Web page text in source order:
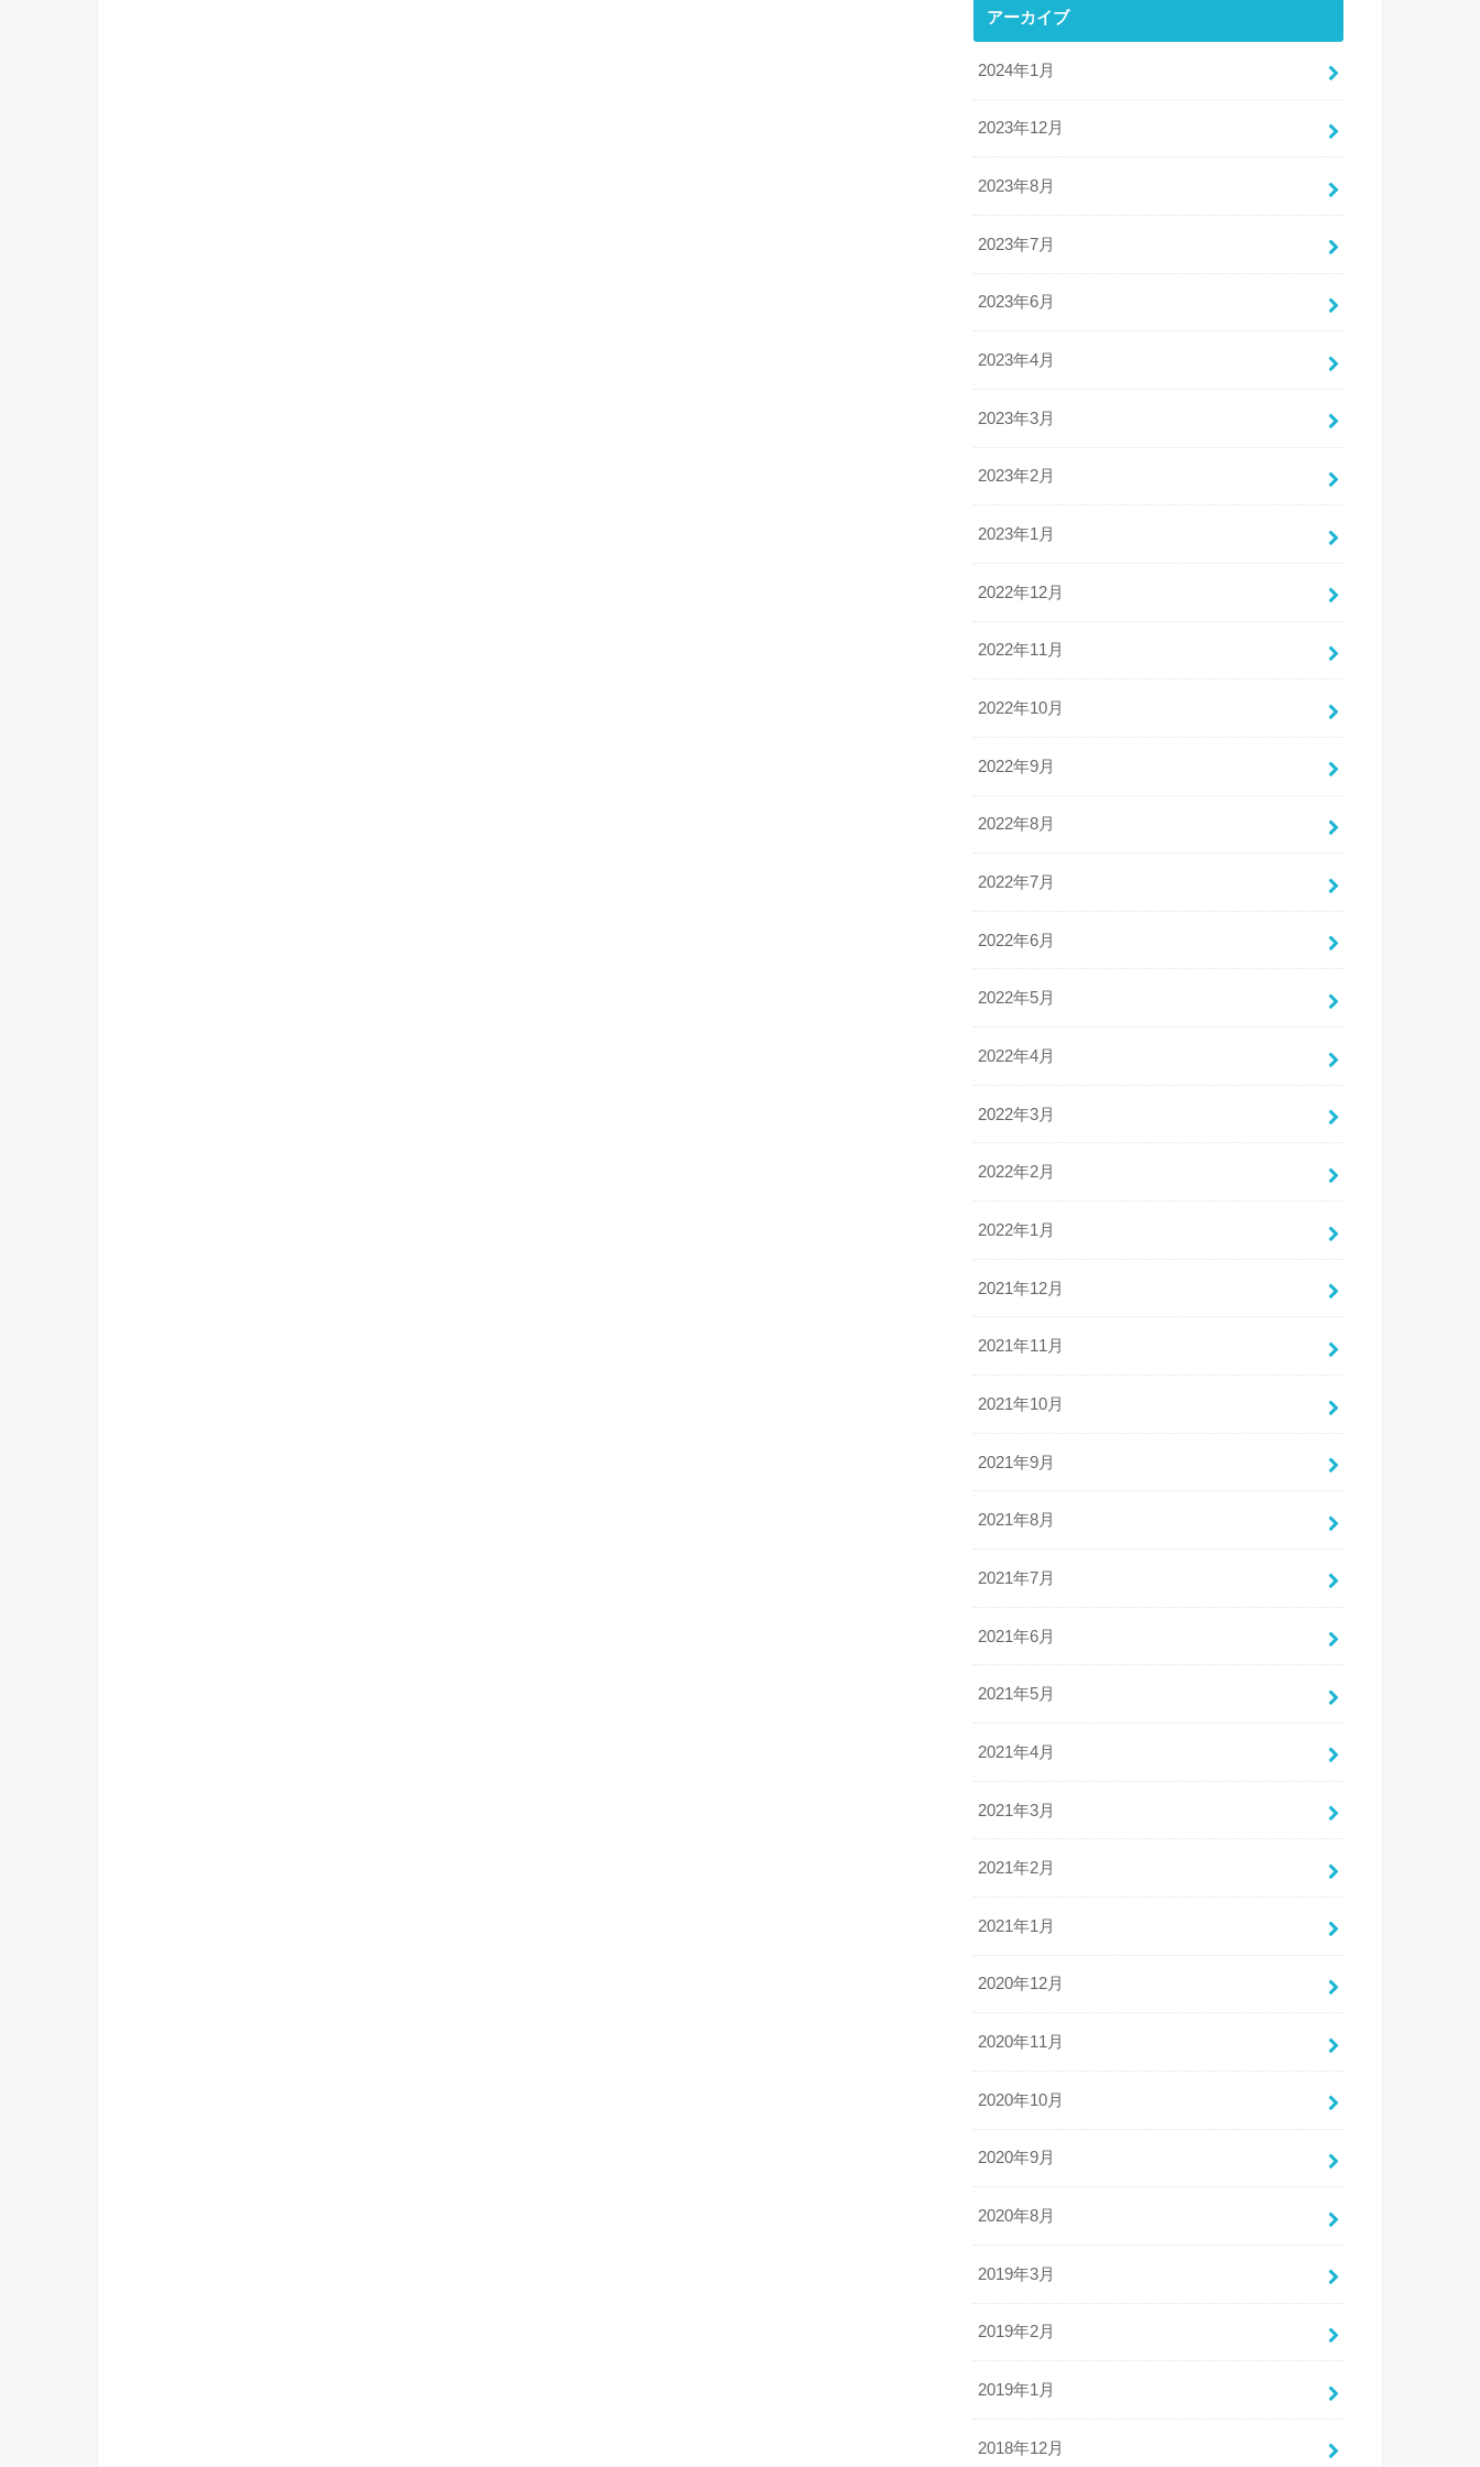
アーカイブ
2024年1月
2023年12月
2023年8月
2023年7月
2023年6月
2023年4月
2023年3月
2023年2月
2023年1月
2022年12月
2022年11月
2022年10月
2022年9月
2022年8月
2022年7月
2022年6月
2022年5月
2022年4月
2022年3月
2022年2月
2022年1月
2021年12月
2021年11月
2021年10月
2021年9月
2021年8月
2021年7月
2021年6月
2021年5月
2021年4月
2021年3月
2021年2月
2021年1月
2020年12月
2020年11月
2020年10月
2020年9月
2020年8月
2019年3月
2019年2月
2019年1月
2018年12月